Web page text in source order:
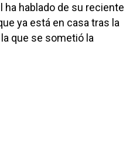
ha hablado de su reciente
ya está en casa tras la
la que se sometió la